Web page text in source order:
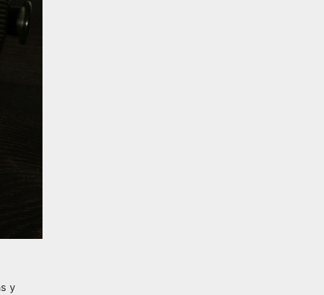
y